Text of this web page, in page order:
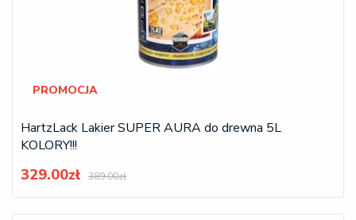
PROMOCJA
HartzLack Lakier SUPER AURA do drewna 5L
KOLORY!!!
329.00zł 389.00zł